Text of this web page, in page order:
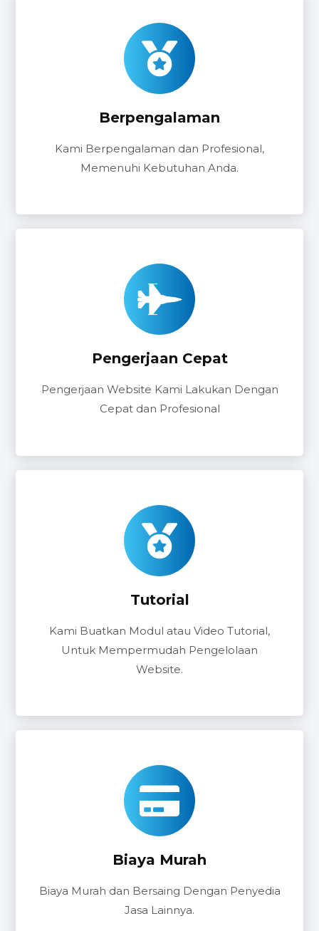
Berpengalaman
Kami Berpengalaman dan Profesional,
Memenuhi Kebutuhan Anda.
Pengerjaan Cepat
Pengerjaan Website Kami Lakukan Dengan
Cepat dan Profesional
Tutorial
Kami Buatkan Modul atau Video Tutorial,
Untuk Mempermudah Pengelolaan
Website.
Biaya Murah
Biaya Murah dan Bersaing Dengan Penyedia
Jasa Lainnya.